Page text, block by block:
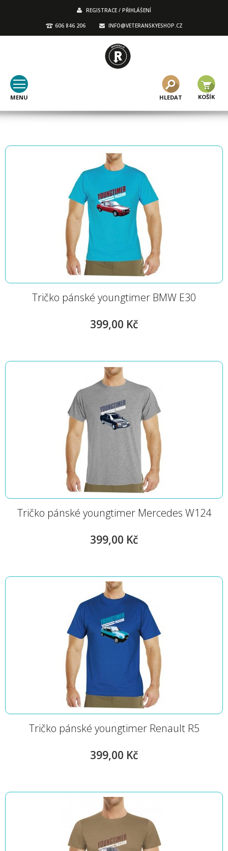
REGISTRACE / PŘIHLÁŠENÍ
606 846 206 INFO@VETERANSKYESHOP.CZ
MENU KOŠÍK
HLEDAT
Tričko pánské youngtimer BMW E30
399,00 Kč
Tričko pánské youngtimer Mercedes W124
399,00 Kč
Tričko pánské youngtimer Renault R5
399,00 Kč